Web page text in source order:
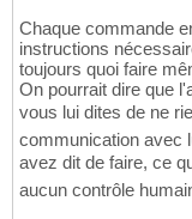
Chaque commande
instructions
toujours quoi faire
On pourrait dire que
vous lui dites de ne
communication avec
avez dit de faire, ce
aucun contrôle